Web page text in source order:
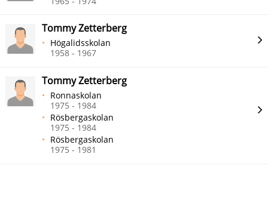
Tommy Zetterberg
Högalidsskolan
1958 - 1967
Tommy Zetterberg
Ronnaskolan
1975 - 1984
Rösbergaskolan
1975 - 1984
Rösbergaskolan
1975 - 1981